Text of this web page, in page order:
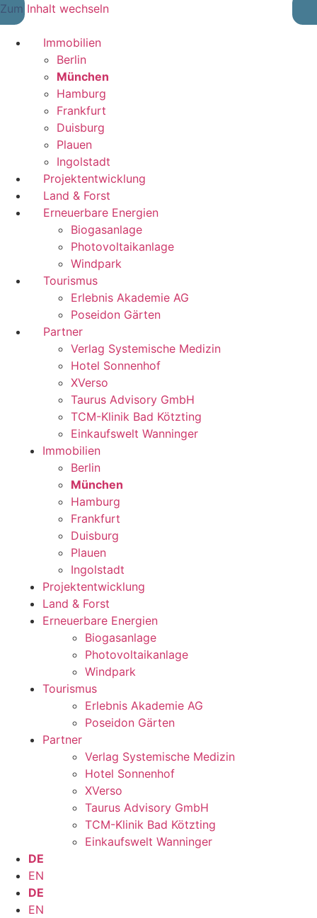
Zum Inhalt wechseln
Immobilien
Berlin
München
Hamburg
Frankfurt
Duisburg
Plauen
Ingolstadt
Projektentwicklung
Land & Forst
Erneuerbare Energien
Biogasanlage
Photovoltaikanlage
Windpark
Tourismus
Erlebnis Akademie AG
Poseidon Gärten
Partner
Verlag Systemische Medizin
Hotel Sonnenhof
XVerso
Taurus Advisory GmbH
TCM-Klinik Bad Kötzting
Einkaufswelt Wanninger
Immobilien
Berlin
München
Hamburg
Frankfurt
Duisburg
Plauen
Ingolstadt
Projektentwicklung
Land & Forst
Erneuerbare Energien
Biogasanlage
Photovoltaikanlage
Windpark
Tourismus
Erlebnis Akademie AG
Poseidon Gärten
Partner
Verlag Systemische Medizin
Hotel Sonnenhof
XVerso
Taurus Advisory GmbH
TCM-Klinik Bad Kötzting
Einkaufswelt Wanninger
DE
EN
DE
EN